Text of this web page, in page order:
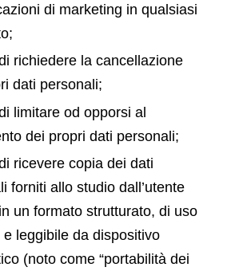
di marketing in qualsiasi
richiedere la cancellazione
dati personali;
limitare od opporsi al
dei propri dati personali;
ricevere copia dei dati
forniti allo studio dall’utente
un formato strutturato, di uso
e leggibile da dispositivo
(noto come “portabilità dei